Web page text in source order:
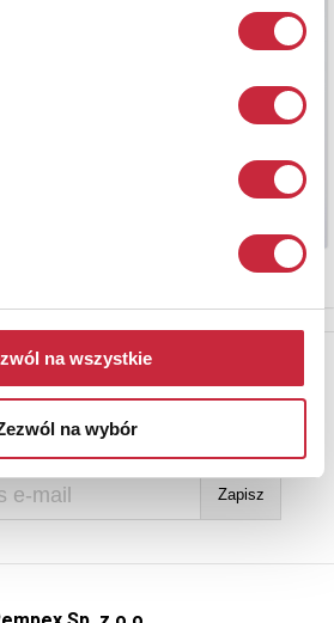
na wszystkie
na wybór
Newsletter
o nowych aukcjach, prosimy podać
adres e-mail